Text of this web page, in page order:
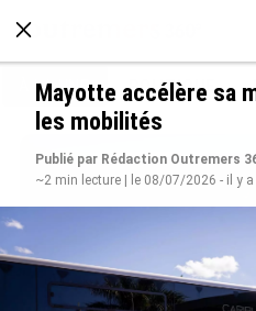
À LA UNE POLITIQUE
Mayotte accélère sa
les mobilités
Publié par Rédaction Outremers
~2 min lecture | le 08/07/2026 - il y